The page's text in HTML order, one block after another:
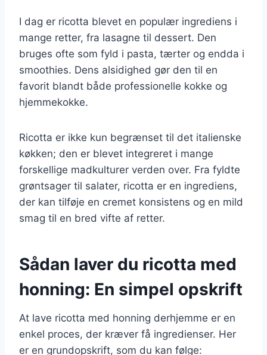
I dag er ricotta blevet en populær ingrediens i
mange retter, fra lasagne til dessert. Den
bruges ofte som fyld i pasta, tærter og endda i
smoothies. Dens alsidighed gør den til en
favorit blandt både professionelle kokke og
hjemmekokke.
Ricotta er ikke kun begrænset til det italienske
køkken; den er blevet integreret i mange
forskellige madkulturer verden over. Fra fyldte
grøntsager til salater, ricotta er en ingrediens,
der kan tilføje en cremet konsistens og en mild
smag til en bred vifte af retter.
Sådan laver du ricotta med
honning: En simpel opskrift
At lave ricotta med honning derhjemme er en
enkel proces, der kræver få ingredienser. Her
er en grundopskrift, som du kan følge: